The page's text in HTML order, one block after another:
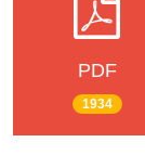
PDF
1934